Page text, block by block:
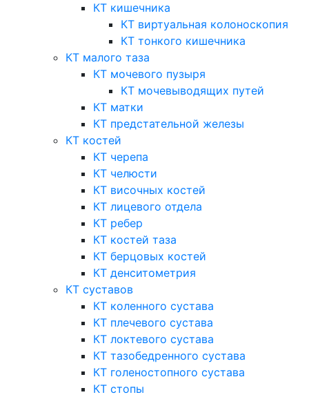
КТ кишечника
КТ виртуальная колоноскопия
КТ тонкого кишечника
КТ малого таза
КТ мочевого пузыря
КТ мочевыводящих путей
КТ матки
КТ предстательной железы
КТ костей
КТ черепа
КТ челюсти
КТ височных костей
КТ лицевого отдела
КТ ребер
КТ костей таза
КТ берцовых костей
КТ денситометрия
КТ суставов
КТ коленного сустава
КТ плечевого сустава
КТ локтевого сустава
КТ тазобедренного сустава
КТ голеностопного сустава
КТ стопы